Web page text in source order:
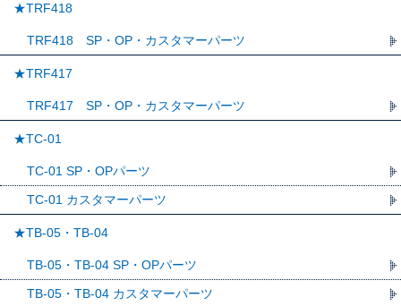
★TRF418
TRF418 SP・OP・カスタマーパーツ
★TRF417
TRF417 SP・OP・カスタマーパーツ
★TC-01
TC-01 SP・OPパーツ
TC-01 カスタマーパーツ
★TB-05・TB-04
TB-05・TB-04 SP・OPパーツ
TB-05・TB-04 カスタマーパーツ